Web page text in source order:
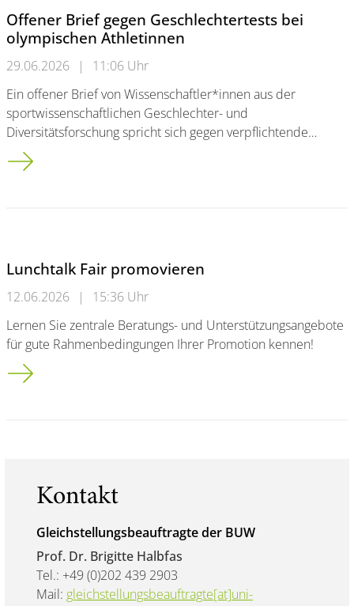
Offener Brief gegen Geschlechtertests bei
olympischen Athletinnen
29.06.2026 |
11:06 Uhr
Ein offener Brief von Wissenschaftler*innen aus der
sportwissenschaftlichen Geschlechter- und
Diversitätsforschung spricht sich gegen verpflichtende…
Offener Brief gegen Geschlechtertests bei olympischen
Lunchtalk Fair promovieren
12.06.2026 |
15:36 Uhr
Lernen Sie zentrale Beratungs- und Unterstützungsangebote
für gute Rahmenbedingungen Ihrer Promotion kennen!
Lunchtalk Fair promovieren
Kontakt
Gleichstellungsbeauftragte der BUW
Prof. Dr. Brigitte Halbfas
Tel.: +49 (0)202 439 2903
Mail: gleichstellungsbeauftragte[at]uni-